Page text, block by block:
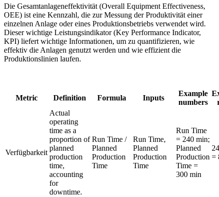
Arbeitsauftragsverwaltung
Planen, zuweisen und bis zum Abschluss verfolgen
Lebensmittel & Getränke
FDA, Hygiene, Rückverfolgbarkeit, Allergenkontrolle
Alle von uns veröffentlichten Inhalte durchsuchen und filtern
Mehr erfahren
Die Gesamtanlageneffektivität (Overall Equipment Effectiveness,
OEE) ist eine Kennzahl, die zur Messung der Produktivität einer
einzelnen Anlage oder eines Produktionsbetriebs verwendet wird.
Dieser wichtige Leistungsindikator (Key Performance Indicator,
KPI) liefert wichtige Informationen, um zu quantifizieren, wie
effektiv die Anlagen genutzt werden und wie effizient die
Produktionslinien laufen.
Metric Definition Formula Inputs
Example
numbers
Verfügbarkeit
Actual
operating
time as a
proportion of
planned
production
time,
accounting
for
downtime.
Run Time /
Planned
Production
Time
Run Time,
Planned
Production
Time
Run Time
= 240 min;
Planned
Production
Time =
300 min
=